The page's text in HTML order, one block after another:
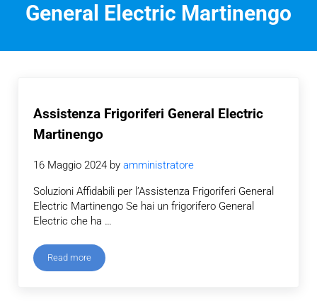
General Electric Martinengo
Assistenza Frigoriferi General Electric
Martinengo
16 Maggio 2024 byamministratore
Soluzioni Affidabili per l’Assistenza Frigoriferi General
Electric Martinengo Se hai un frigorifero General
Electric che ha …
Read moreAssistenza Frigoriferi General Electric Martinengo